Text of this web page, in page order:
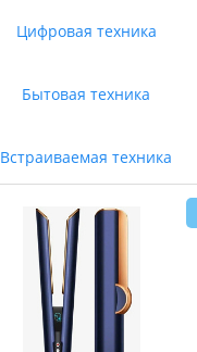
Цифровая техника
Бытовая техника
Встраиваемая техника